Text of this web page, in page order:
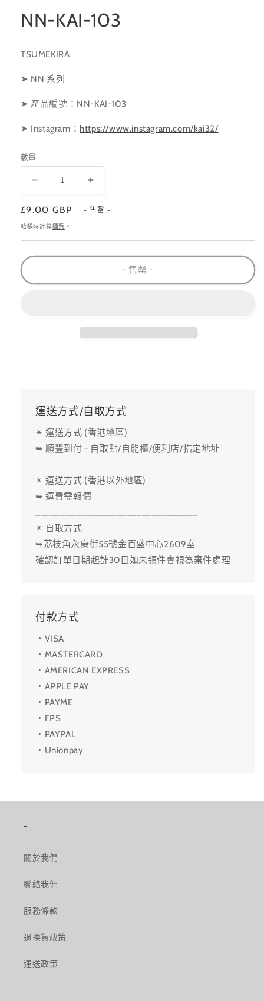
NN-KAI-103
TSUMEKIRA
➤ NN 系列
➤ 產品編號：NN-KAI-103
➤ Instagram ： https://www.instagram.com/kai32/
數量
KAI-
103
數
量
減
NN-
KAI-
103
量
增
定
價
£9.00 GBP - 售罄 -
結帳時計算運費 。
- 售罄 -
運送方式/自取方式
✴ 運送方式 (香港地區)
➥ 順豐到付 - 自取點/自能櫃/便利店/指定地址
✴ 運送方式 (香港以外地區)
➥ 運費需報價
✴ 自取方式
➥荔枝角永康街55號金百盛中心2609室
確認訂單日期起計30日如未領件會視為棄件處理
付款方式
・VISA
・MASTERCARD
・AMERICAN EXPRESS
・APPLE PAY
・PAYME
・FPS
・PAYPAL
・Unionpay
-
關於我們
聯絡我們
服務條款
退換貨政策
運送政策